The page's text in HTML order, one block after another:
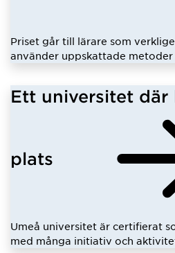
Priset går till lärare som
använder uppskattade metoder
Ett universitet där
plats
Umeå universitet är certifierat
med många initiativ och